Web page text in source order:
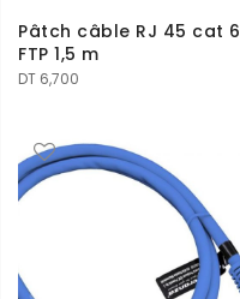
Pâtch câble RJ 45 cat 6
FTP 1,5 m
DT 6,700